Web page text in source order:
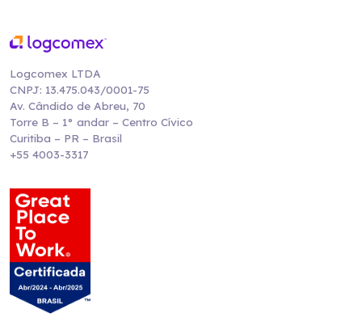
Logcomex LTDA
CNPJ: 13.475.043/0001-75
Av. Cândido de Abreu, 70
Torre B – 1° andar – Centro Cívico
Curitiba – PR – Brasil
+55 4003-3317